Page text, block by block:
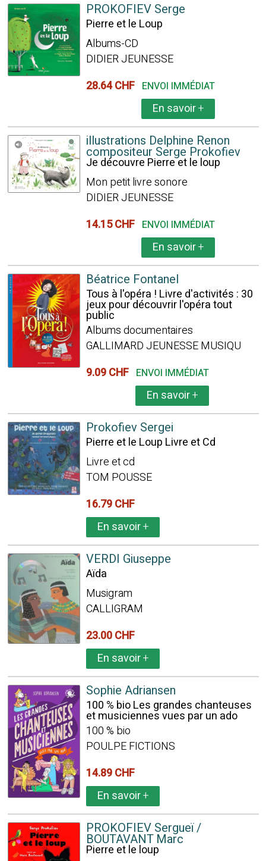
PROKOFIEV Serge
Pierre et le Loup
Albums-CD
DIDIER JEUNESSE
28.64 CHF ENVOI IMMÉDIAT
En savoir+
illustrations Delphine Renon
compositeur Serge Prokofiev
Je découvre Pierre et le loup
Mon petit livre sonore
DIDIER JEUNESSE
14.15 CHF ENVOI IMMÉDIAT
En savoir+
Béatrice Fontanel
Tous à l'opéra ! Livre d'activités : 30
jeux pour découvrir l'opéra tout
public
Albums documentaires
GALLIMARD JEUNESSE MUSIQU
9.09 CHF ENVOI IMMÉDIAT
En savoir+
Prokofiev Sergei
Pierre et le Loup Livre et Cd
Livre et cd
TOM POUSSE
16.79 CHF
En savoir+
VERDI Giuseppe
Aïda
Musigram
CALLIGRAM
23.00 CHF
En savoir+
Sophie Adriansen
100 % bio Les grandes chanteuses
et musiciennes vues par un ado
100 % bio
POULPE FICTIONS
14.89 CHF
En savoir+
PROKOFIEV Sergueï /
BOUTAVANT Marc
Pierre et le loup